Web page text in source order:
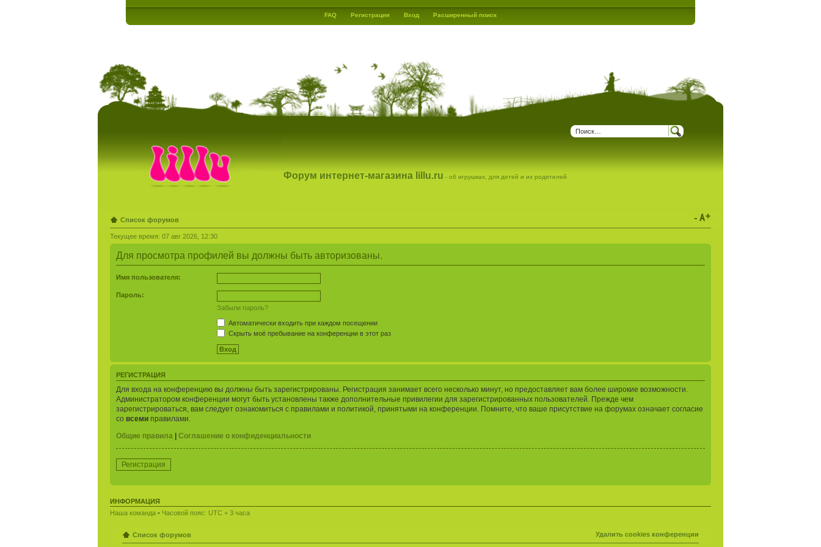
FAQ Регистрация Вход Расширенный поиск
Форум интернет-магазина lillu.ru - об игрушках, для детей и их родителей
Список форумов
Текущее время: 07 авг 2026, 12:30
Для просмотра профилей вы должны быть авторизованы.
Имя пользователя:
Пароль:
Забыли пароль?
Автоматически входить при каждом посещении
Скрыть моё пребывание на конференции в этот раз
РЕГИСТРАЦИЯ
Для входа на конференцию вы должны быть зарегистрированы. Регистрация занимает всего несколько минут, но предоставляет вам более широкие возможности.
Администратором конференции могут быть установлены также дополнительные привилегии для зарегистрированных пользователей. Прежде чем
зарегистрироваться, вам следует ознакомиться с правилами и политикой, принятыми на конференции. Помните, что ваше присутствие на форумах означает согласие
со всеми правилами.
Общие правила | Соглашение о конфиденциальности
Регистрация
ИНФОРМАЦИЯ
Наша команда • Часовой пояс: UTC + 3 часа
Список форумов Удалить cookies конференции